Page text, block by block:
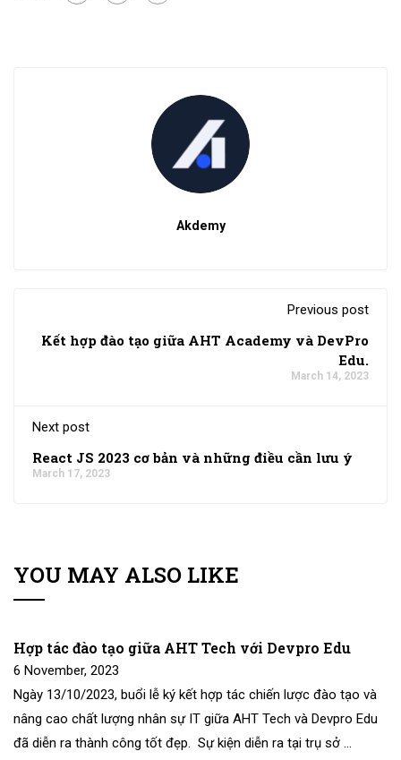
Akdemy
Previous post
Kết hợp đào tạo giữa AHT Academy và DevPro
Edu.
March 14, 2023
Next post
React JS 2023 cơ bản và những điều cần lưu ý
March 17, 2023
YOU MAY ALSO LIKE
Hợp tác đào tạo giữa AHT Tech với Devpro Edu
6 November, 2023
Ngày 13/10/2023, buổi lễ ký kết hợp tác chiến lược đào tạo và
nâng cao chất lượng nhân sự IT giữa AHT Tech và Devpro Edu
đã diễn ra thành công tốt đẹp. Sự kiện diễn ra tại trụ sở …